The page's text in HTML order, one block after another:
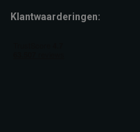
Klantwaarderingen: